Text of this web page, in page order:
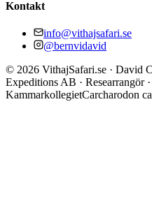
Kontakt
info@vithajsafari.se
@bernvidavid
© 2026 VithajSafari.se · David
Expeditions AB · Researrangör
KammarkollegietCarcharodon